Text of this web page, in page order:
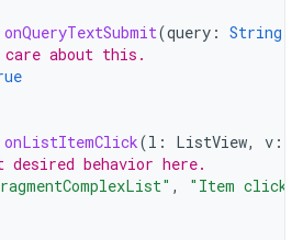
onQueryTextSubmit(query : String
about this.
onListItemClick(l : ListView, v :
behavior here.
,
"Item